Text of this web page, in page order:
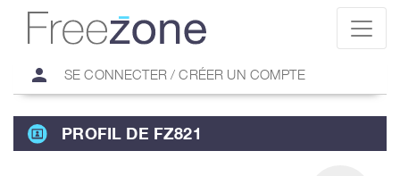
person SE CONNECTER / CRÉER UN COMPTE
PROFIL DE FZ821